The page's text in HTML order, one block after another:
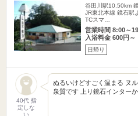
谷田川駅10.50km
JR東北本線 鏡石駅
TCスマ…
営業時間 8:00～
入浴料金 600円～
日帰り
40代 指
定しな
い
ぬるいけどすごく温まる ヌ
泉質です 上り鏡石インター